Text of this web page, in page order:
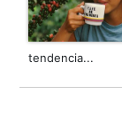
tendencia...